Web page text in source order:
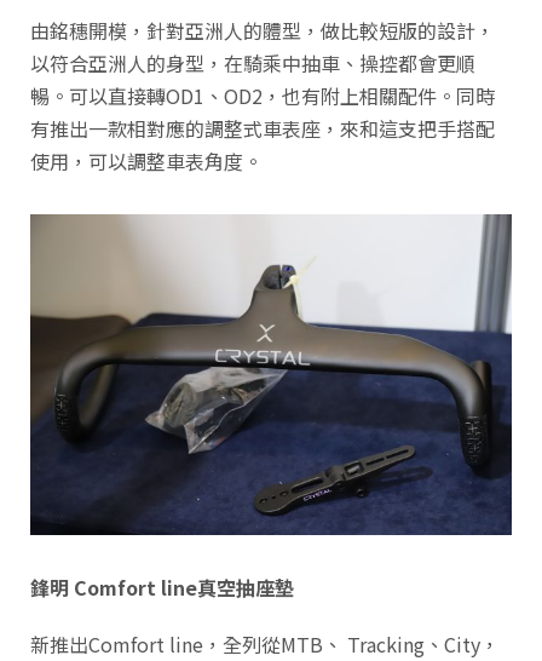
由銘穗開模，針對亞洲人的體型，做比較短版的設計，
以符合亞洲人的身型，在騎乘中抽車、操控都會更順
暢。可以直接轉OD1、OD2，也有附上相關配件。同時
有推出一款相對應的調整式車表座，來和這支把手搭配
使用，可以調整車表角度。
鋒明 Comfort line真空抽座墊
新推出Comfort line，全列從MTB、 Tracking、City，